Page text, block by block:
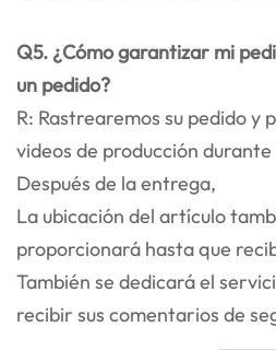
Q5. ¿Cómo garantizar mi
un pedido?
R: Rastrearemos su pedido y
videos de producción
Después de la entrega,
La ubicación del artículo
proporcionará hasta que
También se dedicará el
recibir sus comentarios de